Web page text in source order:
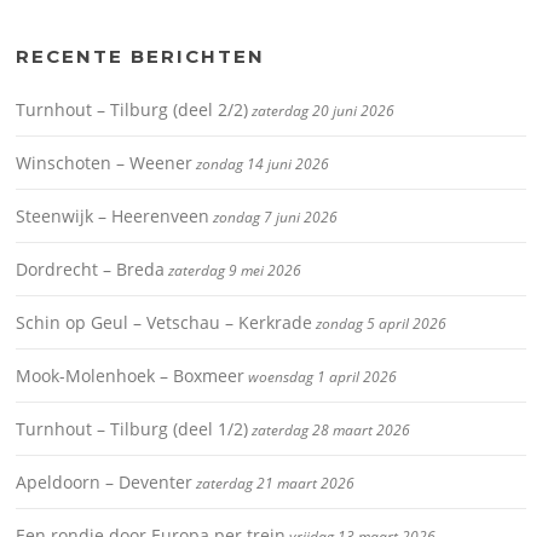
RECENTE BERICHTEN
Turnhout – Tilburg (deel 2/2)zaterdag 20 juni 2026
Winschoten – Weenerzondag 14 juni 2026
Steenwijk – Heerenveen zondag 7 juni 2026
Dordrecht – Breda zaterdag 9 mei 2026
Schin op Geul – Vetschau – Kerkrade zondag 5 april 2026
Mook-Molenhoek – Boxmeerwoensdag 1 april 2026
Turnhout – Tilburg (deel 1/2)zaterdag 28 maart 2026
Apeldoorn – Deventerzaterdag 21 maart 2026